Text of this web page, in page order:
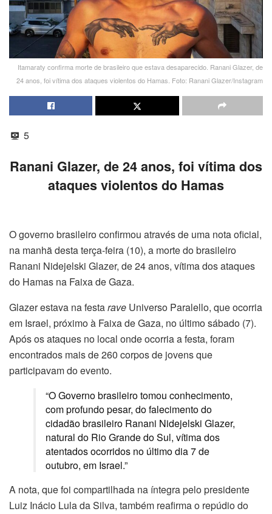
Itamaraty confirma morte de brasileiro que estava desaparecido. Ranani Glazer, de
24 anos, foi vítima dos ataques violentos do Hamas. Foto: Ranani Glazer/Instagram
5
Ranani Glazer, de 24 anos, foi vítima dos
ataques violentos do Hamas
O governo brasileiro confirmou através de uma nota oficial,
na manhã desta terça-feira (10), a morte do brasileiro
Ranani Nidejelski Glazer, de 24 anos, vítima dos ataques
do Hamas na Faixa de Gaza.
Glazer estava na festarave Universo Paralello, que ocorria
em Israel, próximo à Faixa de Gaza, no último sábado (7).
Após os ataques no local onde ocorria a festa, foram
encontrados mais de 260 corpos de jovens que
participavam do evento.
“O Governo brasileiro tomou conhecimento,
com profundo pesar, do falecimento do
cidadão brasileiro Ranani Nidejelski Glazer,
natural do Rio Grande do Sul, vítima dos
atentados ocorridos no último dia 7 de
outubro, em Israel.”
A nota, que foi compartilhada na íntegra pelo presidente
Luiz Inácio Lula da Silva, também reafirma o repúdio do